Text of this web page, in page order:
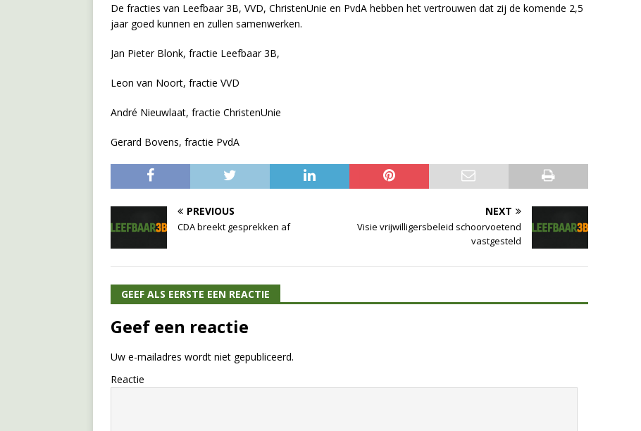
De fracties van Leefbaar 3B, VVD, ChristenUnie en PvdA hebben het vertrouwen dat zij de komende 2,5
jaar goed kunnen en zullen samenwerken.
Jan Pieter Blonk, fractie Leefbaar 3B,
Leon van Noort, fractie VVD
André Nieuwlaat, fractie ChristenUnie
Gerard Bovens, fractie PvdA
PREVIOUS
CDA breekt gesprekken af
NEXT
Visie vrijwilligersbeleid schoorvoetend
vastgesteld
GEEF ALS EERSTE EEN REACTIE
Geef een reactie
Uw e-mailadres wordt niet gepubliceerd.
Reactie